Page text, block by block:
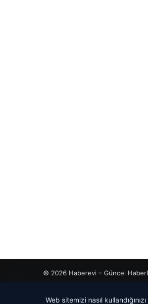
© 2026 Haberevi – Güncel
Web sitemizi nasıl